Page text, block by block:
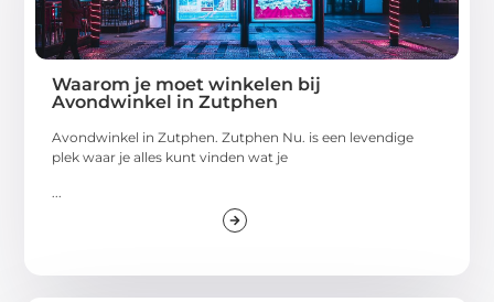
Waarom je moet winkelen bij
Avondwinkel in Zutphen
Avondwinkel in Zutphen. Zutphen Nu. is een levendige
plek waar je alles kunt vinden wat je
...